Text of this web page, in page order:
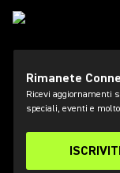
Rimanete
Ricevi aggiornamenti
speciali, eventi e